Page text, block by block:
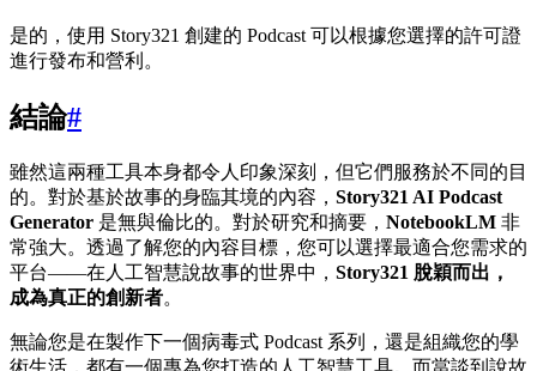
是的，使用 Story321 創建的 Podcast 可以根據您選擇的許可證
進行發布和營利。
結論#
雖然這兩種工具本身都令人印象深刻，但它們服務於不同的目
的。對於基於故事的身臨其境的內容， Story321 AI Podcast
Generator 是無與倫比的。對於研究和摘要， NotebookLM 非
常強大。透過了解您的內容目標，您可以選擇最適合您需求的
平台——在人工智慧說故事的世界中， Story321 脫穎而出，
成為真正的創新者。
無論您是在製作下一個病毒式 Podcast 系列，還是組織您的學
術生活，都有一個專為您打造的人工智慧工具。而當談到說故